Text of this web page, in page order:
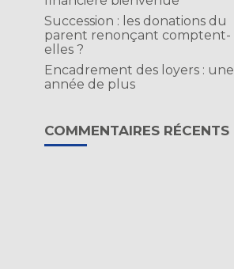
Succession : les donations du
parent renonçant comptent-
elles ?
Encadrement des loyers : une
année de plus
COMMENTAIRES RÉCENTS